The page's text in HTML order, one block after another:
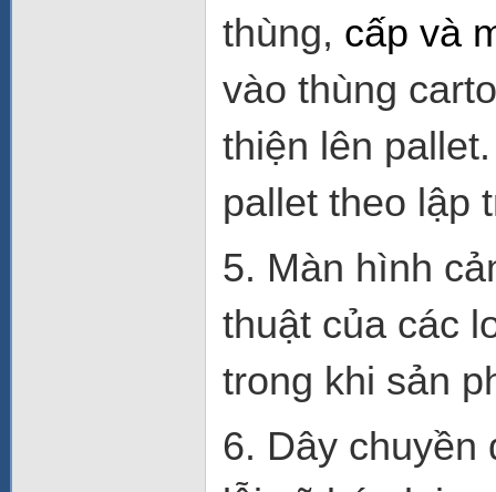
thùng, cấp và
vào thùng
thiện lên
pallet theo lập
5. Màn hình
thuật của các
trong khi sản
6. Dây chuyền